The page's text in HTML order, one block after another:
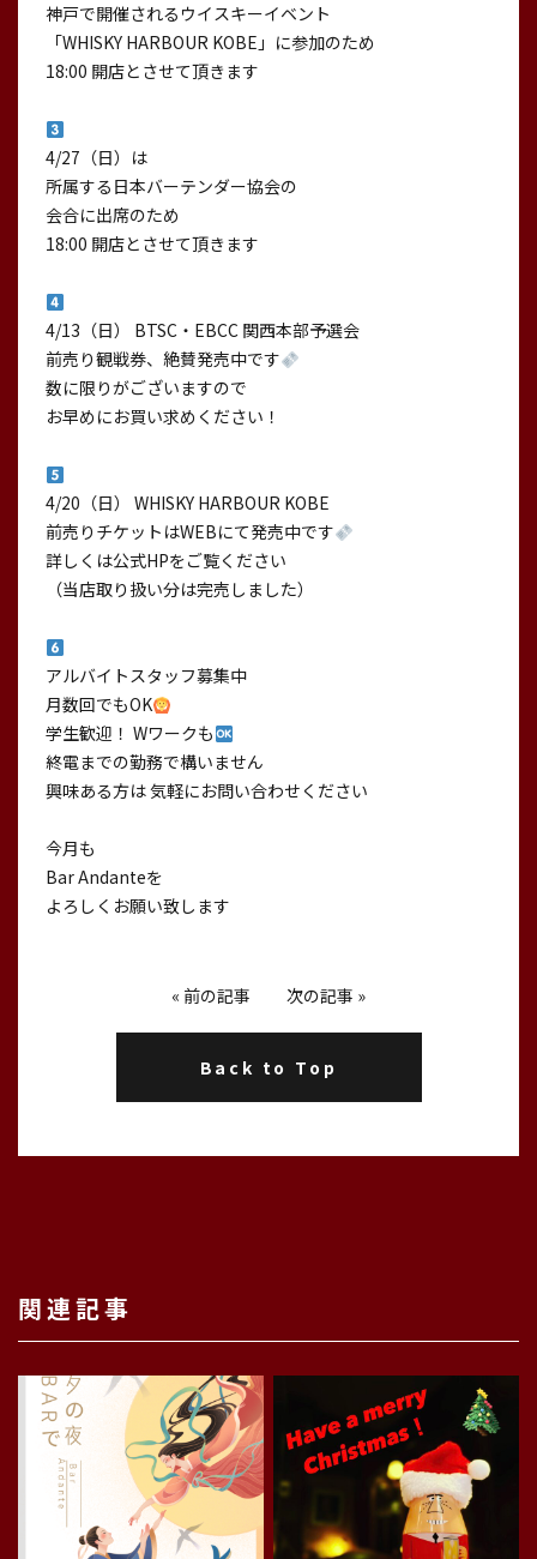
神戸で開催されるウイスキーイベント
「WHISKY HARBOUR KOBE」に参加のため
18:00 開店とさせて頂きます
4/27（日）は
所属する日本バーテンダー協会の
会合に出席のため
18:00 開店とさせて頂きます
4/13（日） BTSC・EBCC 関西本部予選会
前売り観戦券、絶賛発売中です
数に限りがございますので
お早めにお買い求めください！
4/20（日） WHISKY HARBOUR KOBE
前売りチケットはWEBにて発売中です
詳しくは公式HPをご覧ください
（当店取り扱い分は完売しました）
アルバイトスタッフ募集中
月数回でもOK
学生歓迎！ Wワークも
終電までの勤務で構いません
興味ある方は 気軽にお問い合わせください
今月も
Bar Andanteを
よろしくお願い致します
« 前の記事 次の記事 »
Back to Top
関連記事